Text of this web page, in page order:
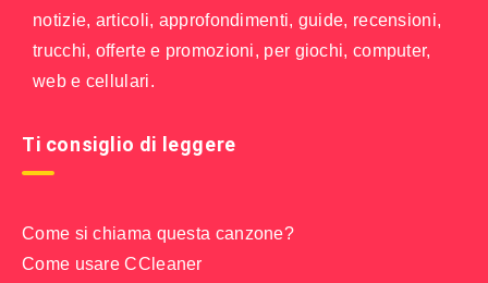
notizie, articoli, approfondimenti, guide, recensioni,
trucchi, offerte e promozioni, per giochi, computer,
web e cellulari.
Ti consiglio di leggere
Come si chiama questa canzone?
Come usare CCleaner